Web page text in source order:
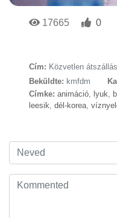
17665
0
Cím: Közvetlen
Beküldte: kmfdm
Címke: animáció, lyuk,
leesik, dél-korea,